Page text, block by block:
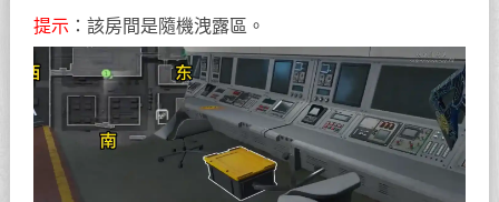
提示 ：該房間是隨機洩露區。